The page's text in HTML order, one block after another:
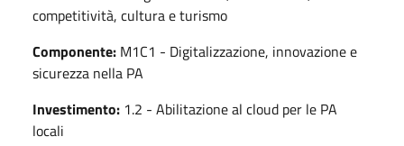
competitività, cultura e turismo
Componente: M1C1 - Digitalizzazione, innovazione e
sicurezza nella PA
Investimento: 1.2 - Abilitazione al cloud per le PA
locali